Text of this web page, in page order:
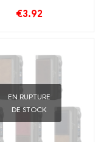
€3.92
EN RUPTURE
DE STOCK